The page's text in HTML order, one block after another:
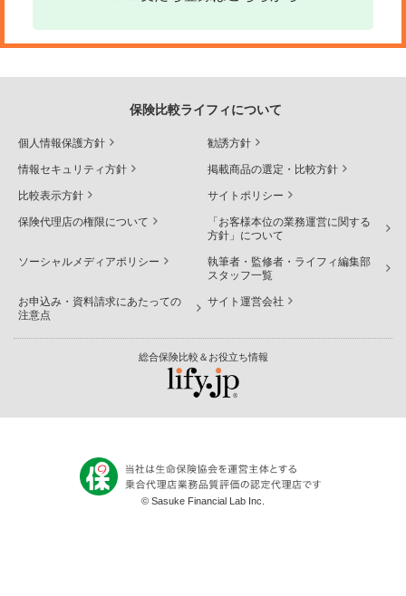
保険比較ライフィについて
個人情報保護方針 勧誘方針
情報セキュリティ方針 掲載商品の選定・比較方針
比較表示方針 サイトポリシー
保険代理店の権限について
「お客様本位の業務運営に関する
方針」について
ソーシャルメディアポリシー
執筆者・監修者・ライフィ編集部
スタッフ一覧
お申込み・資料請求にあたっての
注意点
サイト運営会社
総合保険比較＆お役立ち情報
© Sasuke Financial Lab Inc.